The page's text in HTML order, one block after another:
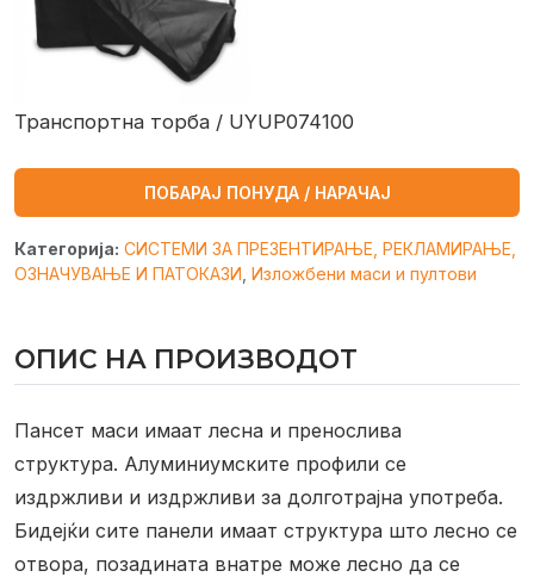
Транспортна торба / UYUP074100
ПОБАРАЈ ПОНУДА / НАРАЧАЈ
Категорија: СИСТЕМИ ЗА ПРЕЗЕНТИРАЊЕ, РЕКЛАМИРАЊЕ,
ОЗНАЧУВАЊЕ И ПАТОКАЗИ Изложбени маси и пултови
ОПИС НА ПРОИЗВОДОТ
Пансет маси имаат лесна и пренослива
структура. Алуминиумските профили се
издржливи и издржливи за долготрајна употреба.
Бидејќи сите панели имаат структура што лесно се
отвора, позадината внатре може лесно да се